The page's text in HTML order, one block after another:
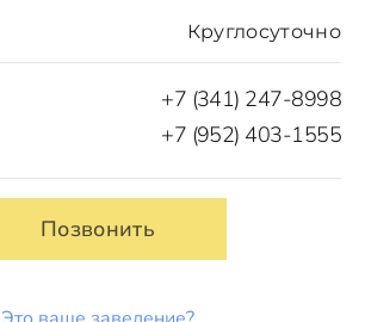
Круглосуточно
+7 (341) 247-8998
+7 (952) 403-1555
Позвонить